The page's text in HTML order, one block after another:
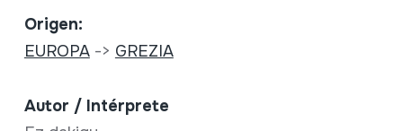
Origen:
EUROPA-> GREZIA
Autor / Intérprete